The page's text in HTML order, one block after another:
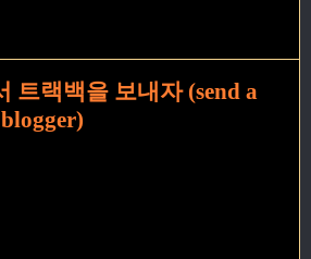
트랙백을 보내자 (send a